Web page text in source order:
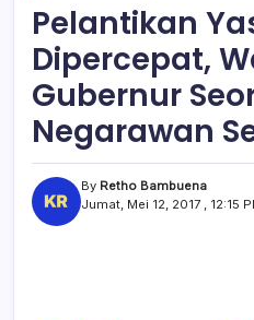
Pelantikan
Dipercepat,
Gubernur
Negarawan
By Retho Bambuena
Jumat, Mei 12, 2017 , 12:15